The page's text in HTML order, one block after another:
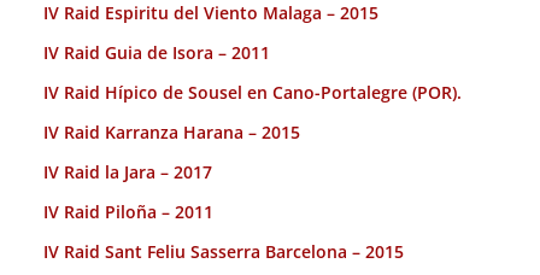
IV Raid Espiritu del Viento Malaga – 2015
IV Raid Guia de Isora – 2011
IV Raid Hípico de Sousel en Cano-Portalegre (POR).
IV Raid Karranza Harana – 2015
IV Raid la Jara – 2017
IV Raid Piloña – 2011
IV Raid Sant Feliu Sasserra Barcelona – 2015